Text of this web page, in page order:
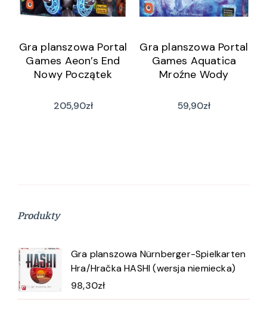
Gra planszowa Portal
Games Aeon’s End
Nowy Początek
205,90zł
Gra planszowa Portal
Games Aquatica
Mroźne Wody
59,90zł
Produkty
Gra planszowa Nürnberger-Spielkarten
Hra/Hračka HASHI (wersja niemiecka)
98,30zł